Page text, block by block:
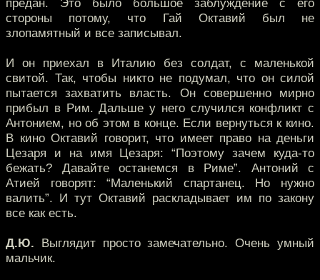
предан. Это было большое заблуждение с его
стороны потому, что Гай Октавий был не
злопамятный и все записывал.
И он приехал в Италию без солдат, с маленькой
свитой. Так, чтобы никто не подумал, что он силой
пытается захватить власть. Он совершенно мирно
прибыл в Рим. Дальше у него случился конфликт с
Антонием, но об этом в конце. Если вернуться к кино.
В кино Октавий говорит, что имеет право на деньги
Цезаря и на имя Цезаря: “Поэтому зачем куда-то
бежать? Давайте останемся в Риме”. Антоний с
Атией говорят: “Маленький спартанец. Но нужно
валить”. И тут Октавий раскладывает им по закону
все как есть.
Д.Ю. Выглядит просто замечательно. Очень умный
мальчик.